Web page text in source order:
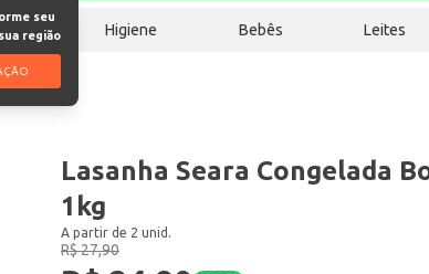
seu
região
Higiene Bebês Leites
1kg
Lasanha Seara Congelada
1kg
A partir de 2 unid.
R$ 27,90